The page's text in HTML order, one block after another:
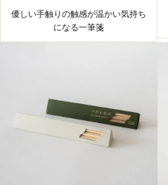
優しい手触りの触感が温かい気持ち
になる一筆箋